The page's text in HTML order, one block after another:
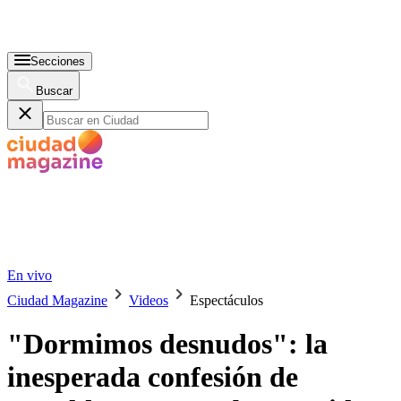
Secciones
Buscar
En vivo
Ciudad Magazine
Videos Espectáculos
"Dormimos desnudos": la
inesperada confesión de